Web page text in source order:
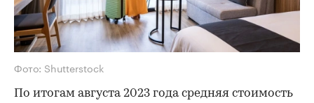
Фото: Shutterstock
По итогам августа 2023 года средняя стоимость